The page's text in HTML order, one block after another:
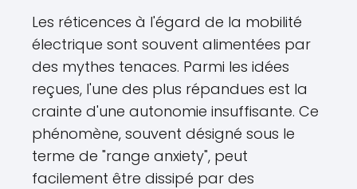
Les réticences à l'égard de la mobilité
électrique sont souvent alimentées par
des mythes tenaces. Parmi les idées
reçues, l'une des plus répandues est la
crainte d'une autonomie insuffisante. Ce
phénomène, souvent désigné sous le
terme de "range anxiety", peut
facilement être dissipé par des